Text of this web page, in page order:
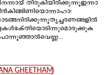
തിരുകിയിരിക്കുന്നൂഇന്നാ
GHEETHAM